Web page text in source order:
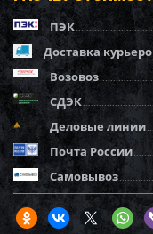
ПЭК
Доставка
Возовоз
СДЭК
Деловые линии
Почта России
Самовывоз